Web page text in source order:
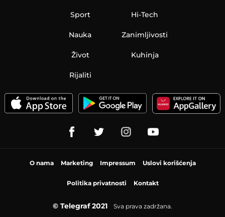
Sport
Nauka
Hi-Tech
Zanimljivosti
Život Kuhinja
Rijaliti
O nama Marketing Impressum Uslovi korišćenja
Politika privatnosti Kontakt
© Telegraf 2021 Sva prava zadržana.